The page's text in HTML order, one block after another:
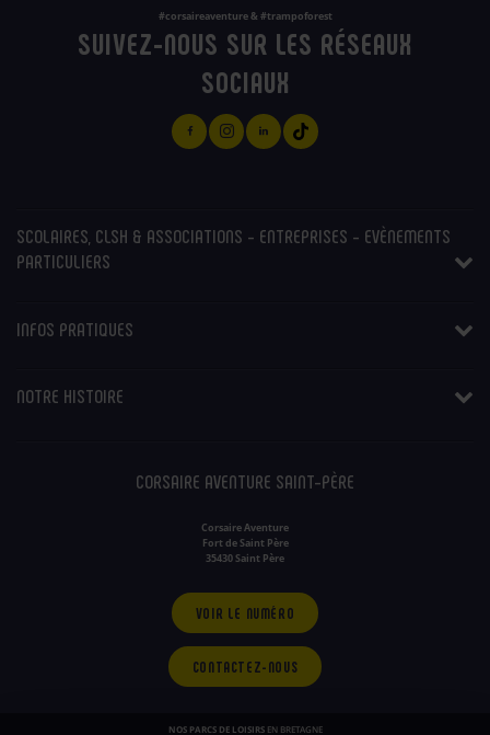
#corsaireaventure & #trampoforest
SUIVEZ-NOUS SUR LES RÉSEAUX
SOCIAUX
SCOLAIRES, CLSH & ASSOCIATIONS - ENTREPRISES - EVÈNEMENTS
PARTICULIERS
INFOS PRATIQUES
NOTRE HISTOIRE
CORSAIRE AVENTURE SAINT-PÈRE
Corsaire Aventure
Fort de Saint Père
35430 Saint Père
VOIR LE NUMÉRO
CONTACTEZ-NOUS
NOS PARCS DE LOISIRS EN BRETAGNE